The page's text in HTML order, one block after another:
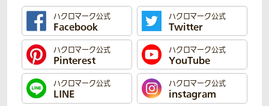
ハクロマーク公式
Facebook
ハクロマーク公式
Twitter
ハクロマーク公式
Pinterest
ハクロマーク公式
YouTube
ハクロマーク公式
LINE
ハクロマーク公式
instagram